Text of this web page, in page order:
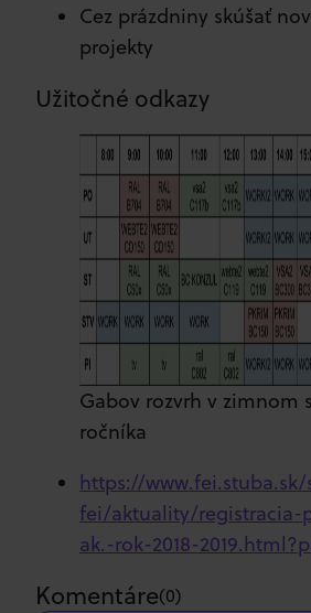
Cez prázdniny skúšať
projekty
Užitočné odkazy
Gabov rozvrh v zimnom
ročníka
https://
fei/aktuality/registracia-
ak.-rok-2018-
Komentáre(0)